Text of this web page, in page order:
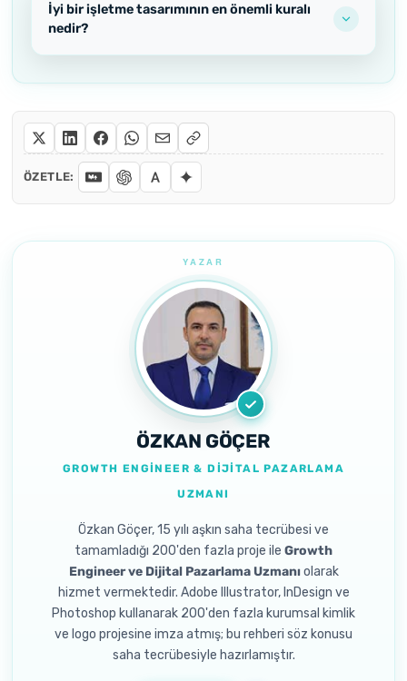
İyi bir işletme tasarımının en önemli kuralı
nedir?
ÖZETLE:
ÖZKAN GÖÇER
GROWTH ENGINEER & DIJITAL PAZARLAMA
UZMANI
Özkan Göçer, 15 yılı aşkın saha tecrübesi ve
tamamladığı 200'den fazla proje ile Growth
Engineer ve Dijital Pazarlama Uzmanıolarak
hizmet vermektedir. Adobe Illustrator, InDesign ve
Photoshop kullanarak 200'den fazla kurumsal kimlik
ve logo projesine imza atmış; bu rehberi söz konusu
saha tecrübesiyle hazırlamıştır.